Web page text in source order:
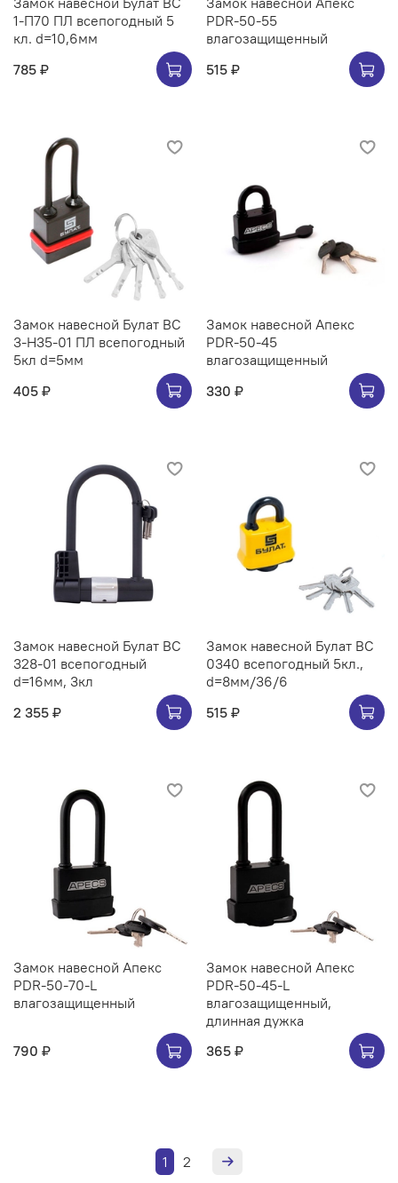
1-П70 ПЛ всепогодный 5
кл. d=10,6мм
785 ₽
PDR-50-55
влагозащищенный
515 ₽
Замок навесной Булат ВС
3-Н35-01 ПЛ всепогодный
5кл d=5мм
405 ₽
Замок навесной Апекс
PDR-50-45
влагозащищенный
330 ₽
Замок навесной Булат ВС
328-01 всепогодный
d=16мм, 3кл
2 355 ₽
Замок навесной Булат ВС
0340 всепогодный 5кл.,
d=8мм/36/6
515 ₽
Замок навесной Апекс
PDR-50-70-L
влагозащищенный
790 ₽
Замок навесной Апекс
PDR-50-45-L
влагозащищенный,
длинная дужка
365 ₽
1 2